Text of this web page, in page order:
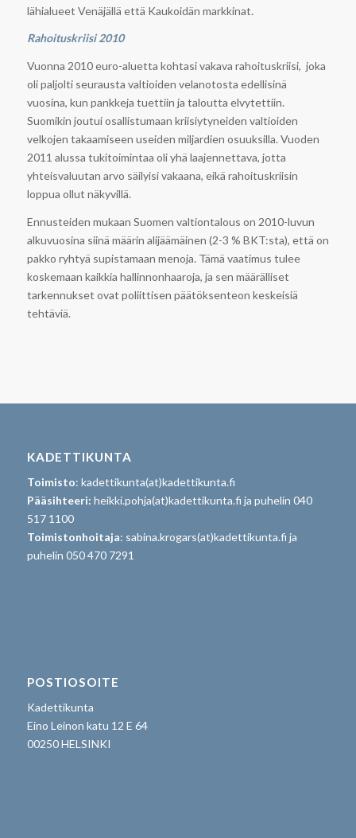
lähialueet Venäjällä että Kaukoidän markkinat.
Rahoituskriisi 2010
Vuonna 2010 euro-aluetta kohtasi vakava rahoituskriisi, joka
oli paljolti seurausta valtioiden velanotosta edellisinä
vuosina, kun pankkeja tuettiin ja taloutta elvytettiin.
Suomikin joutui osallistumaan kriisiytyneiden valtioiden
velkojen takaamiseen useiden miljardien osuuksilla. Vuoden
2011 alussa tukitoimintaa oli yhä laajennettava, jotta
yhteisvaluutan arvo säilyisi vakaana, eikä rahoituskriisin
loppua ollut näkyvillä.
Ennusteiden mukaan Suomen valtiontalous on 2010-luvun
alkuvuosina siinä määrin alijäämäinen (2-3 % BKT:sta), että on
pakko ryhtyä supistamaan menoja. Tämä vaatimus tulee
koskemaan kaikkia hallinnonhaaroja, ja sen määrälliset
tarkennukset ovat poliittisen päätöksenteon keskeisiä
tehtäviä.
KADETTIKUNTA
Toimisto: kadettikunta(at)kadettikunta.fi
Pääsihteeri: heikki.pohja(at)kadettikunta.fi ja puhelin 040
517 1100
Toimistonhoitaja: sabina.krogars(at)kadettikunta.fi ja
puhelin 050 470 7291
POSTIOSOITE
Kadettikunta
Eino Leinon katu 12 E 64
00250 HELSINKI